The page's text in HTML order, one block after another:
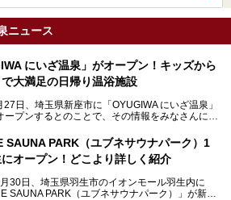
ニュース
にいざ温泉」がオープン！キッズから
大満足の日帰り温浴施設
日、埼玉県新座市に「OYUGIWA にいざ温泉」
ープンするとのことで、その情報をみなさんにい
る黒湯の天然温泉や本格的なサウナをはじめ、4
ックスルームやお食事処、他施設とは一線を画す
！
SAUNA PARK（ユブネサウナパーク）1
オープン！どこより詳しく紹介
30日、埼玉県羽生市のイオンモール羽生内に
SAUNA PARK（ユブネサウナパーク）」が新規